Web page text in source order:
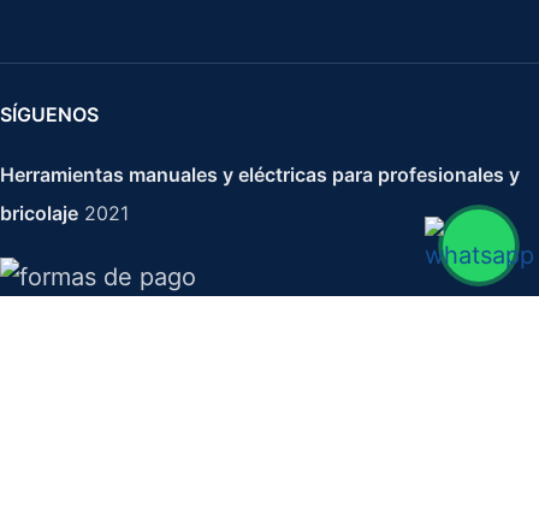
SÍGUENOS
Herramientas manuales y eléctricas para profesionales y
bricolaje 2021